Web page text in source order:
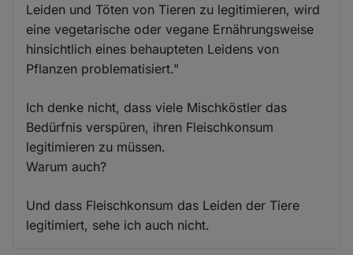
Leiden und Töten von Tieren zu legitimieren, wird
eine vegetarische oder vegane Ernährungsweise
hinsichtlich eines behaupteten Leidens von
Pflanzen problematisiert."
Ich denke nicht, dass viele Mischköstler das
Bedürfnis verspüren, ihren Fleischkonsum
legitimieren zu müssen.
Warum auch?
Und dass Fleischkonsum das Leiden der Tiere
legitimiert, sehe ich auch nicht.